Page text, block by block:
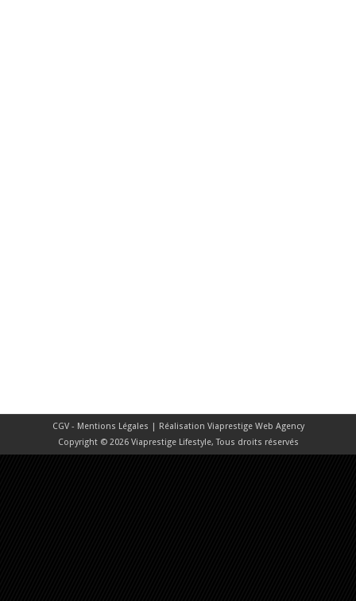
CGV - Mentions Légales | Réalisation Viaprestige Web Agency
Copyright © 2026 Viaprestige Lifestyle, Tous droits réservés